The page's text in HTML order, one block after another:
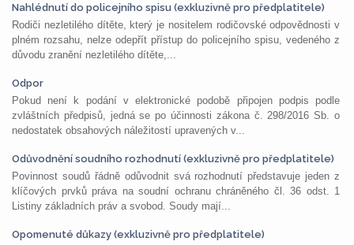
Nahlédnutí do policejního spisu (exkluzivně pro předplatitele)
Rodiči nezletilého dítěte, který je nositelem rodičovské odpovědnosti v
plném rozsahu, nelze odepřít přístup do policejního spisu, vedeného z
důvodu zranění nezletilého dítěte,...
Odpor
Pokud není k podání v elektronické podobě připojen podpis podle
zvláštních předpisů, jedná se po účinnosti zákona č. 298/2016 Sb. o
nedostatek obsahových náležitostí upravených v...
Odůvodnění soudního rozhodnutí (exkluzivně pro předplatitele)
Povinnost soudů řádně odůvodnit svá rozhodnutí představuje jeden z
klíčových prvků práva na soudní ochranu chráněného čl. 36 odst. 1
Listiny základních práv a svobod. Soudy mají...
Opomenuté důkazy (exkluzivně pro předplatitele)